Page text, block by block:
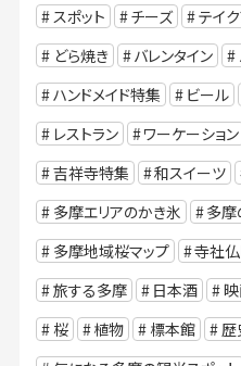
スポット
チーズ テイ
どら焼き
バレンタイン
ハンドメイド特集
ビール
レストラン
ワーケーション
吉祥寺特集
和スイーツ
多摩エリアのかき氷
多摩
多摩地域桜マップ
寺社
旅する多摩
日本酒
桜
植物 標本館
歴